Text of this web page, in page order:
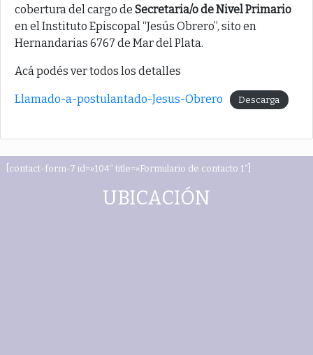
cobertura del cargo de Secretaria/o de Nivel Primario
en el Instituto Episcopal “Jesús Obrero”, sito en
Hernandarias 6767 de Mar del Plata.
Acá podés ver todos los detalles
Llamado-a-postulantado-Jesus-Obrero Descarga
[contact-form-7 id=»104″ title=»Formulario de contacto 1″]
UBICACIÓN